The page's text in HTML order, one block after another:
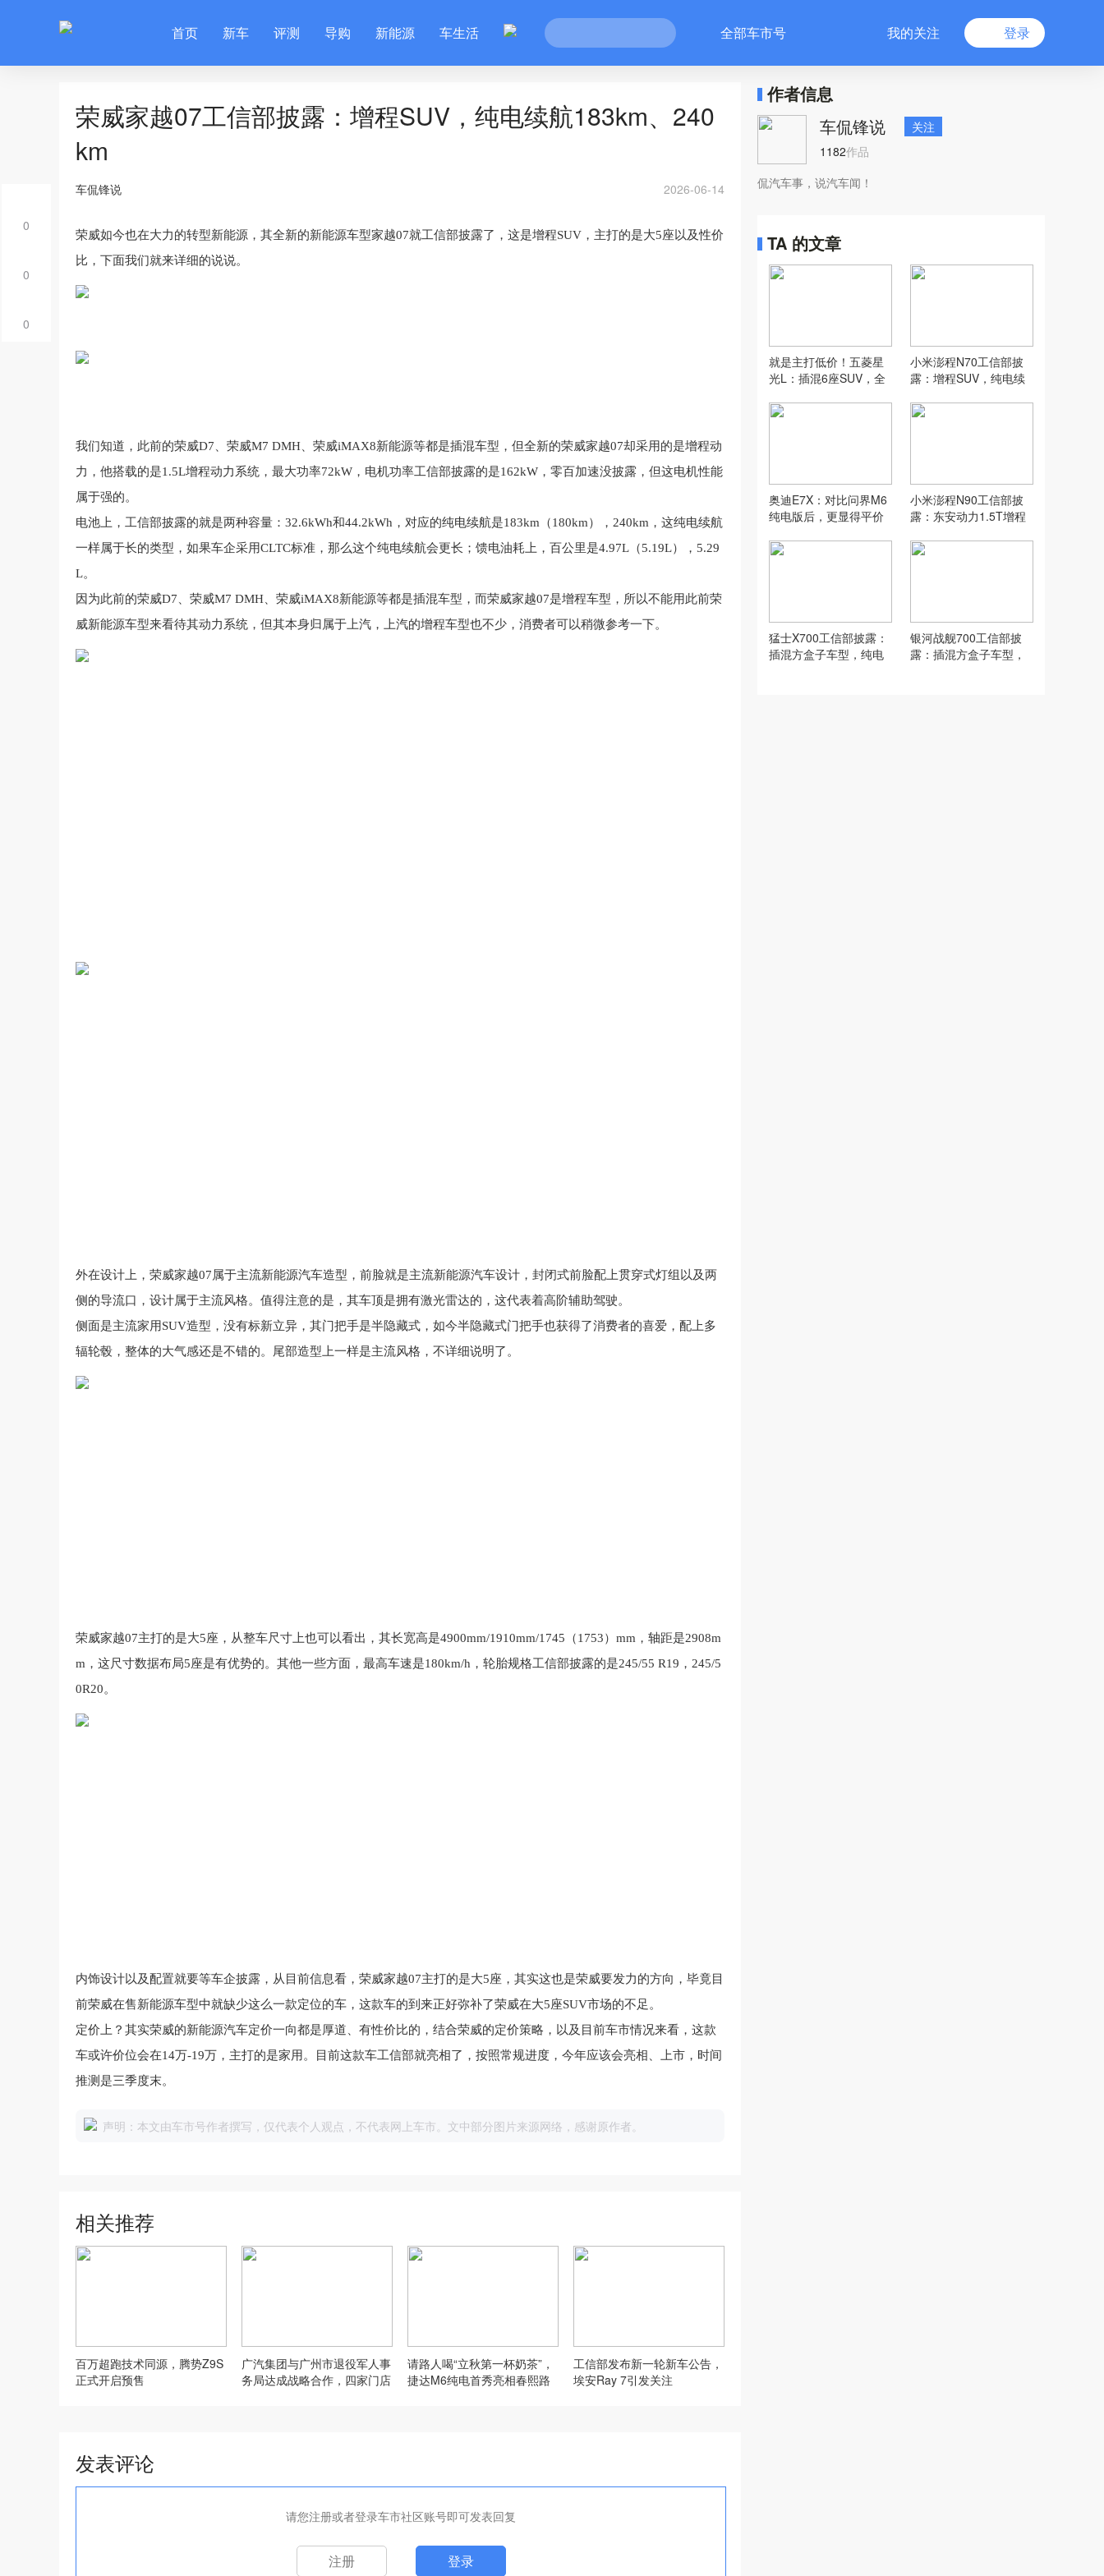
首页 新车 评测 导购 新能源 车生活 全部车市号 我的关注 登录
0
0
0
荣威家越07工信部披露：增程SUV，纯电续航183km、240
km
车侃锋说 2026-06-14
荣威如今也在大力的转型新能源，其全新的新能源车型家越07就工信部披露了，这是增程SUV，主打的是大5座以及性价
比，下面我们就来详细的说说。
我们知道， 此前的荣威D7、荣威M7 DMH、荣威iMAX8新能源等都是插混车型，但全新的荣威家越07却采用的是增程动
力，他搭载的是1.5L增程动力系统，最大功率72kW，电机功率工信部披露的是162kW，零百加速没披露，但这电机性能
属于强的。
电池上，工信部披露的就是两种容量：32.6kWh和44.2kWh，对应的纯电续航是183km（180km），240km，这纯电续航
一样属于长的类型，如果车企采用CLTC标准，那么这个纯电续航会更长；馈电油耗上，百公里是4.97L（5.19L），5.29
L。
因为此前的荣威D7、荣威M7 DMH、荣威iMAX8新能源等都是插混车型，而荣威家越07是增程车型，所以不能用此前荣
威新能源车型来看待其动力系统，但其本身归属于上汽，上汽的增程车型也不少，消费者可以稍微参考一下。
外在设计上，荣威家越07属于主流新能源汽车造型，前脸就是主流新能源汽车设计，封闭式前脸配上贯穿式灯组以及两
侧的导流口，设计属于主流风格。值得注意的是，其车顶是拥有激光雷达的，这代表着高阶辅助驾驶。
侧面是主流家用SUV造型，没有标新立异，其门把手是半隐藏式，如今半隐藏式门把手也获得了消费者的喜爱，配上多
辐轮毂，整体的大气感还是不错的。尾部造型上一样是主流风格，不详细说明了。
荣威家越07主打的是大5座，从整车尺寸上也可以看出，其长宽高是4900mm/1910mm/1745（1753）mm，轴距是2908m
m，这尺寸数据布局5座是有优势的。其他一些方面，最高车速是180km/h，轮胎规格工信部披露的是245/55 R19，245/5
0R20。
内饰设计以及配置就要等车企披露，从目前信息看，荣威家越07主打的是大5座，其实这也是荣威要发力的方向，毕竟目
前荣威在售新能源车型中就缺少这么一款定位的车，这款车的到来正好弥补了荣威在大5座SUV市场的不足。
定价上？其实荣威的新能源汽车定价一向都是厚道、有性价比的，结合荣威的定价策略，以及目前车市情况来看，这款
车或许价位会在14万-19万，主打的是家用。目前这款车工信部就亮相了，按照常规进度，今年应该会亮相 、 上市，时间
推测是三季度末。
声明：本文由车市号作者撰写，仅代表个人观点，不代表网上车市。文中部分图片来源网络，感谢原作者。
相关推荐
百万超跑技术同源，腾势Z9S
正式开启预售
广汽集团与广州市退役军人事
务局达成战略合作，四家门店
请路人喝“立秋第一杯奶茶”，
捷达M6纯电首秀亮相春熙路
工信部发布新一轮新车公告，
埃安Ray 7引发关注
发表评论
请您注册或者登录车市社区账号即可发表回复
注册 登录
作者信息
车侃锋说
关注
1182作品
侃汽车事，说汽车闻！
TA 的文章
就是主打低价！五菱星
光L：插混6座SUV，全
小米澎程N70工信部披
露：增程SUV，纯电续
奥迪E7X：对比问界M6
纯电版后，更显得平价
小米澎程N90工信部披
露：东安动力1.5T增程
猛士X700工信部披露：
插混方盒子车型，纯电
银河战舰700工信部披
露：插混方盒子车型，